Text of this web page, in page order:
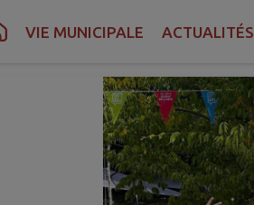
Recherche Pied de page
VIE MUNICIPALE ACTUALITÉS